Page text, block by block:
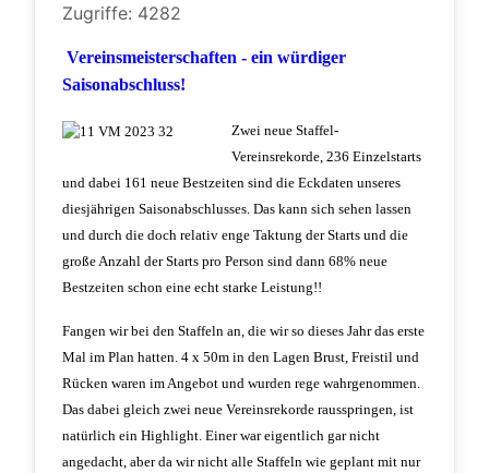
Zugriffe: 4282
Vereinsmeisterschaften - ein würdiger
Saisonabschluss!
Zwei neue Staffel-
Vereinsrekorde, 236 Einzelstarts
und dabei 161 neue Bestzeiten sind die Eckdaten unseres
diesjährigen Saisonabschlusses. Das kann sich sehen lassen
und durch die doch relativ enge Taktung der Starts und die
große Anzahl der Starts pro Person sind dann 68% neue
Bestzeiten schon eine echt starke Leistung!!
Fangen wir bei den Staffeln an, die wir so dieses Jahr das erste
Mal im Plan hatten. 4 x 50m in den Lagen Brust, Freistil und
Rücken waren im Angebot und wurden rege wahrgenommen.
Das dabei gleich zwei neue Vereinsrekorde rausspringen, ist
natürlich ein Highlight. Einer war eigentlich gar nicht
angedacht, aber da wir nicht alle Staffeln wie geplant mit nur